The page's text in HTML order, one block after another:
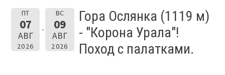
ПТ
07
АВГ
2026
ВС
09
АВГ
2026
Гора Ослянка (1119 м)
- "Корона Урала"!
Поход с палатками.